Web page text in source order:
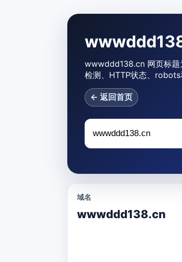
wwwddd138.cn 网页标题
检测、HTTP状态、robots
← 返回首页
域名
wwwddd138.cn